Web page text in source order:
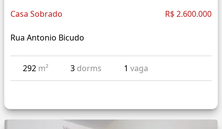
Casa Sobrado R$ 2.600.000
Rua Antonio Bicudo
292 m² 3 dorms 1vaga